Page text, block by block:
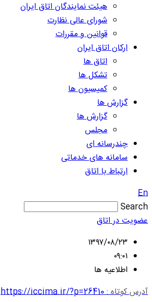
هیئت نمایندگان اتاق ایران
شورای عالی نظارت
قوانین و مقررات
ارکان اتاق ایران
اتاق ها
تشکل ها
کمیسیون ها
گزارش ها
گزارش ها
مجلس
چندرسانه ای
سامانه های خدماتی
ارتباط با اتاق
En
Search
عضویت در اتاق
۱۳۹۷/۰۸/۲۳
۰۹:۰۱
اطلاعیه ها
آدرس کوتاه :https://iccima.ir/?p=26410